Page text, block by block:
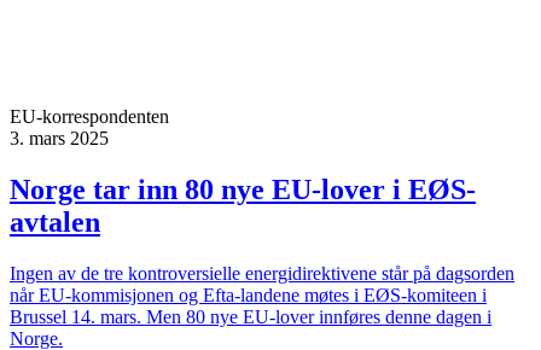
EU-korrespondenten
3. mars 2025
Norge tar inn 80 nye EU-lover i EØS-
avtalen
Ingen av de tre kontroversielle energidirektivene står på dagsorden
når EU-kommisjonen og Efta-landene møtes i EØS-komiteen i
Brussel 14. mars. Men 80 nye EU-lover innføres denne dagen i
Norge.